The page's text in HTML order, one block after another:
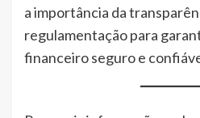
a importância da
regulamentação para
financeiro seguro e